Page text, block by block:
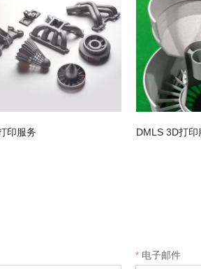
印服务 DMLS 3D打印
* 电子邮件